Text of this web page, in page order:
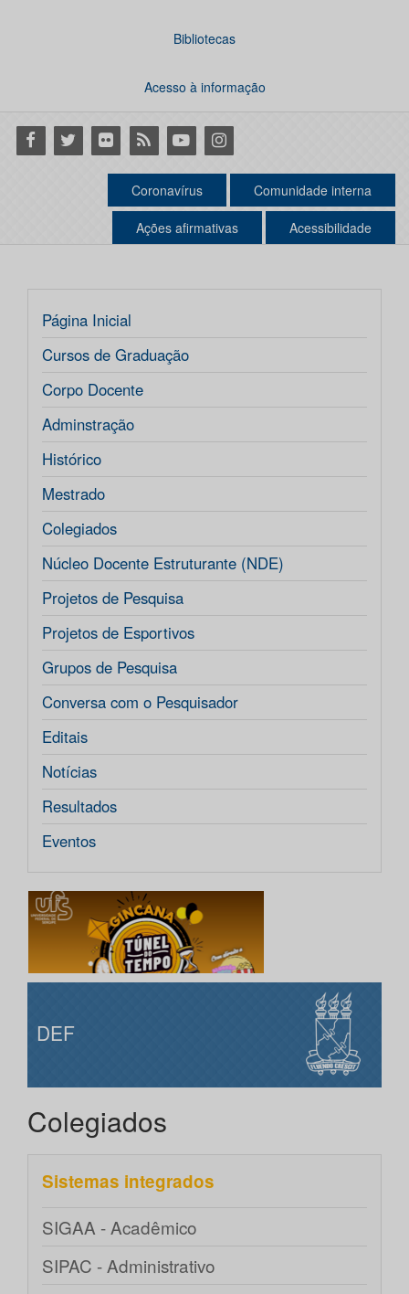
Bibliotecas
Acesso à informação
Facebook
Twitter Flickr RSS YoutubeInstagram
Coronavírus Comunidade interna
Ações afirmativas Acessibilidade
Página Inicial
Cursos de Graduação
Corpo Docente
Adminstração
Histórico
Mestrado
Colegiados
Núcleo Docente Estruturante (NDE)
Projetos de Pesquisa
Projetos de Esportivos
Grupos de Pesquisa
Conversa com o Pesquisador
Editais
Notícias
Resultados
Eventos
DEF
Colegiados
Sistemas integrados
SIGAA - Acadêmico
SIPAC - Administrativo